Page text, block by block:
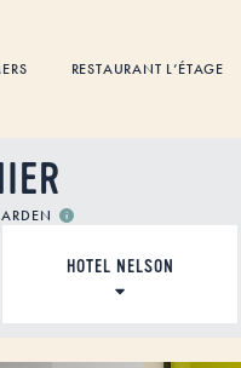
RESTAURANT L’ÉTAGE